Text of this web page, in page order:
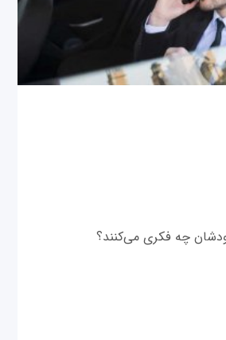
چه فکری می‌کنند؟